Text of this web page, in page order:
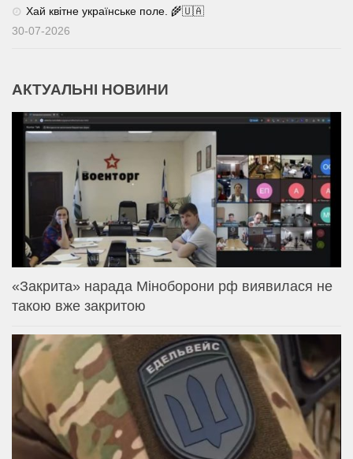
Хай квітне українське поле. 🌾🇺🇦
30-07-2026
АКТУАЛЬНІ НОВИНИ
«Закрита» нарада Міноборони рф виявилася не
такою вже закритою